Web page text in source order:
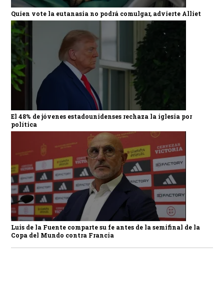
Quien vote la eutanasia no podrá comulgar, advierte Alliet
El 48% de jóvenes estadounidenses rechaza la iglesia por
política
Luis de la Fuente comparte su fe antes de la semifinal de la
Copa del Mundo contra Francia